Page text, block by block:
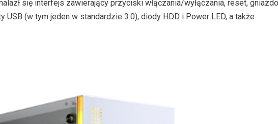
się interfejs zawierający przyciski włączania/wyłączania, reset, gniazdo
USB (w tym jeden w standardzie 3.0), diody HDD i Power LED, a także